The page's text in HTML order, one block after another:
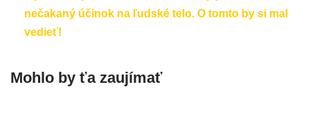
nečakaný účinok na ľudské telo. O tomto by si mal
vedieť!
Mohlo by ťa zaujímať